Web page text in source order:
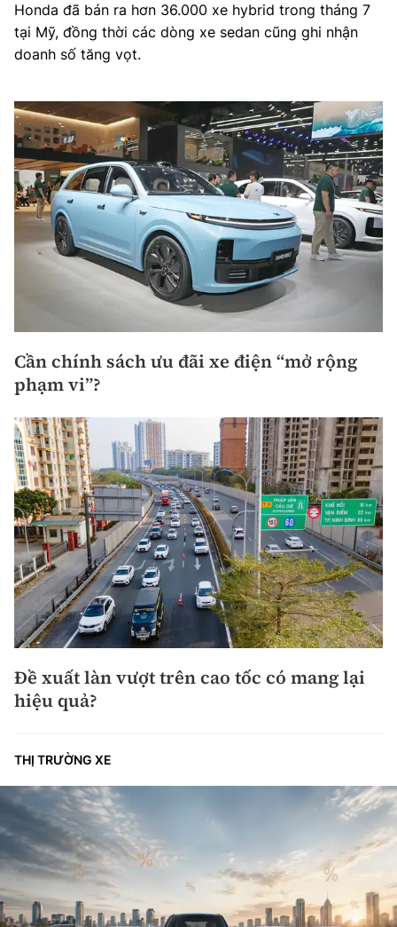
Honda đã bán ra hơn 36.000 xe hybrid trong tháng 7
tại Mỹ, đồng thời các dòng xe sedan cũng ghi nhận
doanh số tăng vọt.
Cần chính sách ưu đãi xe điện “mở rộng
phạm vi”?
Đề xuất làn vượt trên cao tốc có mang lại
hiệu quả?
THỊ TRƯỜNG XE